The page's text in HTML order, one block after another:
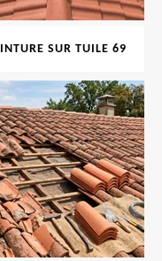
SUR TUILE 69